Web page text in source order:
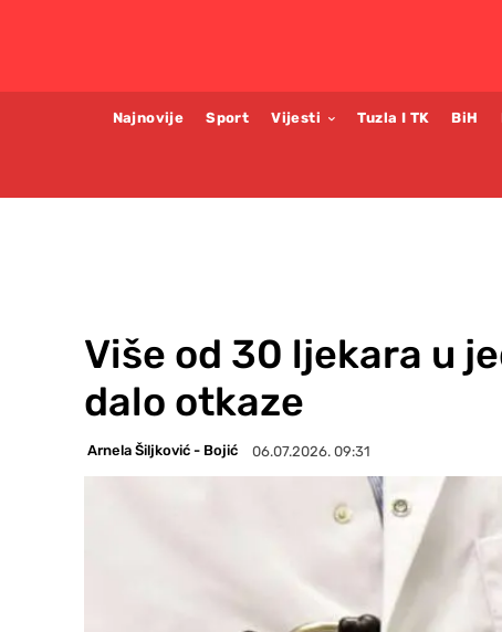
Najnovije Sport Vijesti Tuzla I TK BiH
Više od 30 ljekara u
dalo otkaze
Arnela Šiljković - Bojić 06.07.2026. 09:31